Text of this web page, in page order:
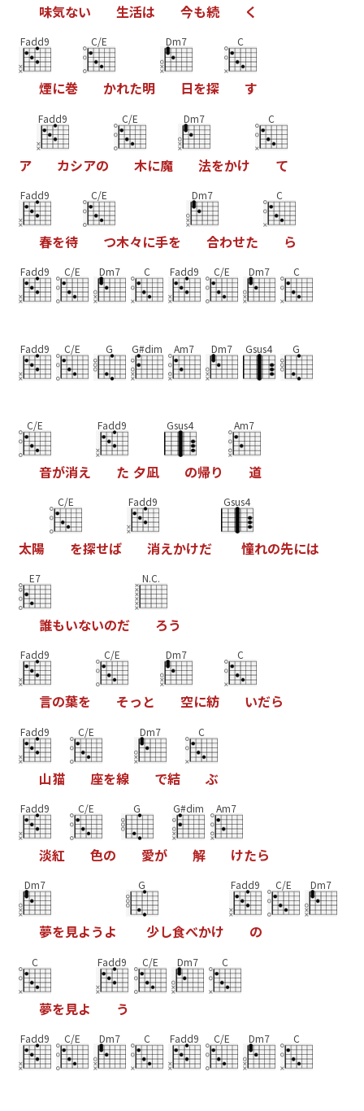
味気ない 生活は 今も続 く
Fadd9
煙に巻
C/E
かれた明
Dm7
日を探
C
す
ア
Fadd9
カシアの
C/E
木に魔
Dm7
法をかけ
C
て
Fadd9
春を待
C/E
つ木々に手を
Dm7
合わせた
C
ら
Fadd9 C/E Dm7 C Fadd9 C/E Dm7 C
Fadd9 C/E G G#dim Am7 Dm7 Gsus4 G
C/E
音が消え
Fadd9
た 夕凪
Gsus4
の帰り
Am7
道
太陽
C/E
を探せば
Fadd9
消えかけだ
Gsus4
憧れの先には
E7
誰もいないのだ
N.C.
ろう
Fadd9
言の葉を
C/E
そっ と
Dm7
空に紡
C
いだら
Fadd9
山猫
C/E
座を線
Dm7
で結
C
ぶ
Fadd9
淡紅
C/E
色の
G
愛が
G#dim
解
Am7
けたら
Dm7
夢を見よう よ
G
少し食べかけ
Fadd9
の
C/E Dm7
C
夢を見よ
Fadd9
う
C/E Dm7 C
Fadd9 C/E Dm7 C Fadd9 C/E Dm7 C